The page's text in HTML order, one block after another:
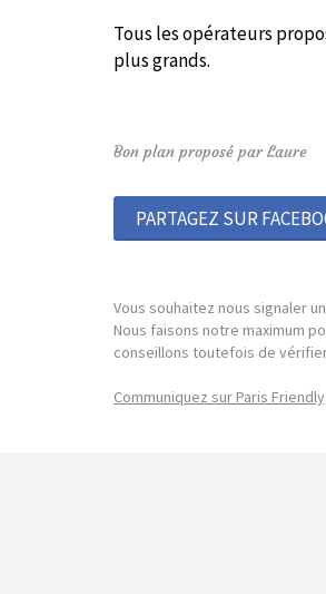
Tous les opérateurs
plus grands.
Bon plan proposé par Laure
PARTAGEZ SUR
Vous souhaitez nous signaler
Nous faisons notre maximum
conseillons toutefois de
Communiquez sur Paris